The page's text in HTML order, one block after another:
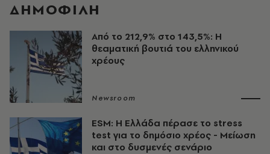
ΔΗΜΟΦΙΛΗ
Από το 212,9% στο 143,5%: Η
θεαματική βουτιά του ελληνικού
χρέους
Newsroom
ESM: Η Ελλάδα πέρασε το stress
test για το δημόσιο χρέος - Μείωση
και στο δυσμενές σενάριο